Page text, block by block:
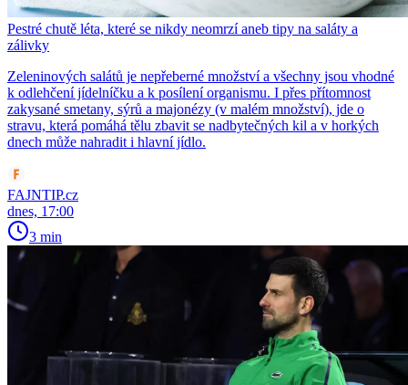
Pestré chutě léta, které se nikdy neomrzí aneb tipy na saláty a
zálivky
Zeleninových salátů je nepřeberné množství a všechny jsou vhodné
k odlehčení jídelníčku a k posílení organismu. I přes přítomnost
zakysané smetany, sýrů a majonézy (v malém množství), jde o
stravu, která pomáhá tělu zbavit se nadbytečných kil a v horkých
dnech může nahradit i hlavní jídlo.
FAJNTIP.cz
dnes, 17:00
3 min